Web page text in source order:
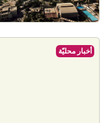
أخبار محليّة